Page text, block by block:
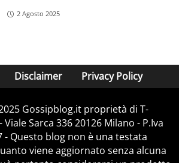
2 Agosto 2025
Disclaimer Privacy Policy
Gossipblog.it proprietà di T-
Sarca 336 20126 Milano - P.Iva
- Questo blog non è una testata
viene aggiornato senza alcuna